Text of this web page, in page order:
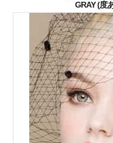
GRAY (度